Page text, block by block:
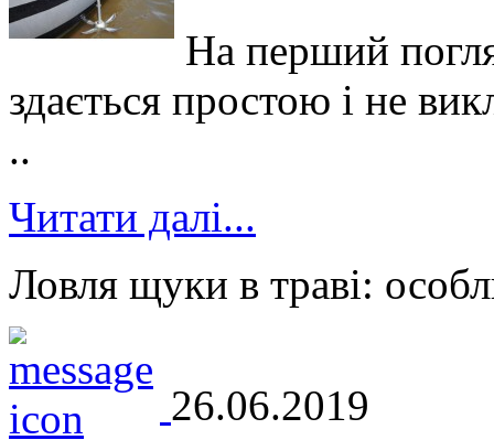
На перший
здається простою і не
..
Читати далі...
Ловля щуки в траві:
26.06.2019